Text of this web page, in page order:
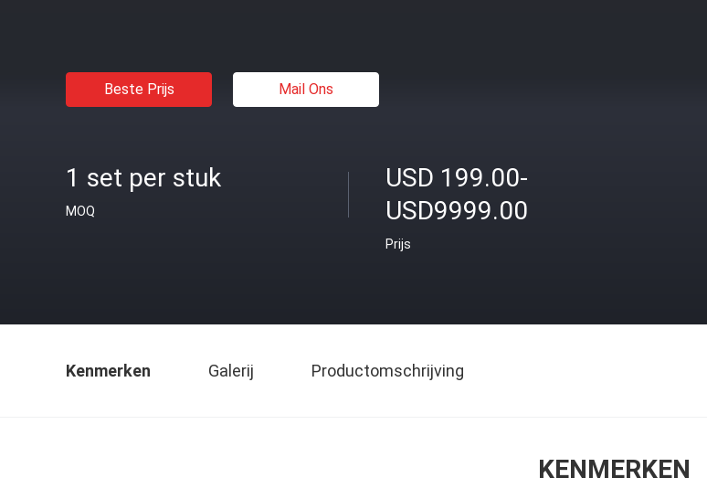
Beste Prijs Mail Ons
1 set per stuk
MOQ
USD 199.00-
USD9999.00
Prijs
Kenmerken Galerij Productomschrijving
KENMERKEN